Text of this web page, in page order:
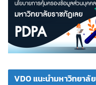
VDO แนะนำมหาวิทยาลัย